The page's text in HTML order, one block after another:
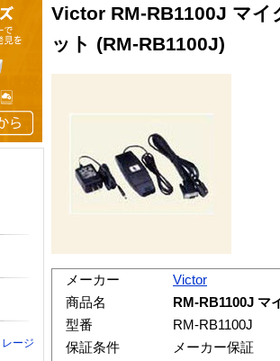
Victor RM-RB1100J マイ
ット (RM-RB1100J)
メーカー
Victor
商品名
RM-RB1100J マ
型番
RM-RB1100J
保証条件
メーカー保証
ージ